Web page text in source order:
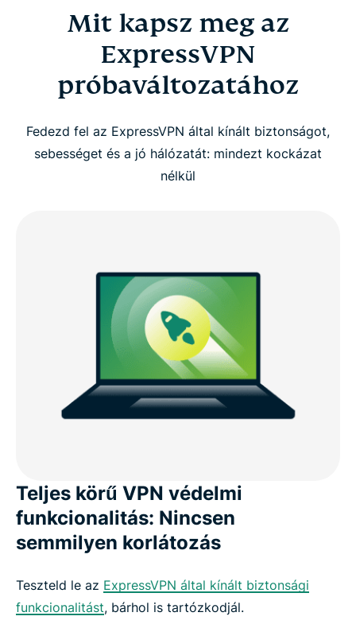
Mit kapsz meg az ExpressVPN próbaváltozatához
Hogyan vágj bele az ExpressVPN-nel, 3 egyszerű
lépésben
Nézd meg: Az ExpressVPN próbaverzió aktiválása
Miért jobb az ExpressVPN, mint az ingyenes VPN-
az ExpressVPN és az ingyenes VPN-ek
A próbaverzióhoz mellékelt védelmi
funkcionalitásról
Az ExpressVPN minden ismertebb platformon
működik
Milliók bíznak benne világszerte
Vágj bele az ExpressVPN próbaverzióba már ma:
Mit kapsz meg az
ExpressVPN
próbaváltozatához
Fedezd fel az ExpressVPN által kínált biztonságot,
sebességet és a jó hálózatát: mindezt kockázat
nélkül
Teljes körű VPN védelmi
funkcionalitás: Nincsen
semmilyen korlátozás
Teszteld le az ExpressVPN által kínált biztonsági
funkcionalitást, bárhol is tartózkodjál.